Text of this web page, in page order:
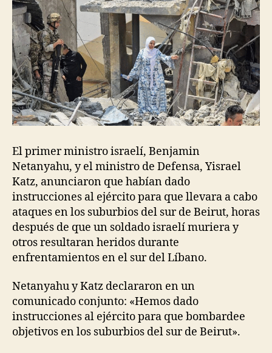
El primer ministro israelí, Benjamin
Netanyahu, y el ministro de Defensa, Yisrael
Katz, anunciaron que habían dado
instrucciones al ejército para que llevara a cabo
ataques en los suburbios del sur de Beirut, horas
después de que un soldado israelí muriera y
otros resultaran heridos durante
enfrentamientos en el sur del Líbano.
Netanyahu y Katz declararon en un
comunicado conjunto: «Hemos dado
instrucciones al ejército para que bombardee
objetivos en los suburbios del sur de Beirut».